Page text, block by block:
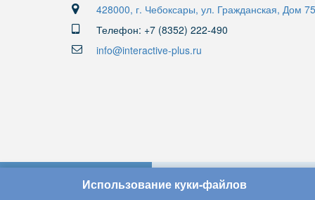
428000, г. Чебоксары, ул. Гражданская, Дом 75
Телефон: +7 (8352) 222-490
info@interactive-plus.ru
Использование куки-файлов